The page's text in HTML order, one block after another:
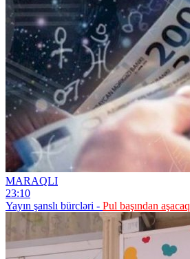
MARAQLI
23:10
Yayın şanslı bürcləri - Pul başından aşacaq